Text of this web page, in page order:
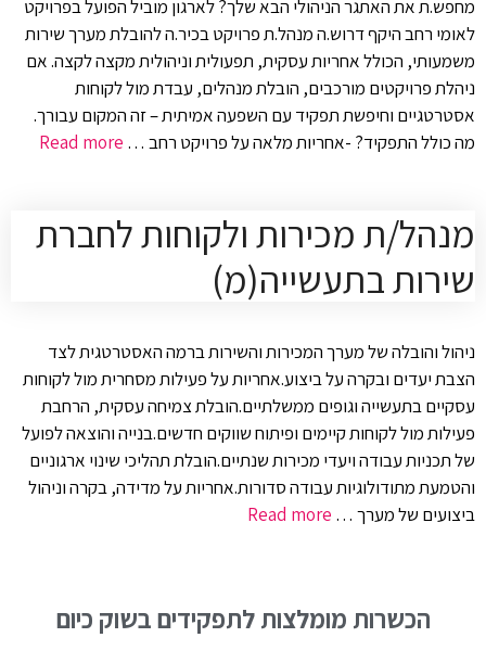
מחפש.ת את האתגר הניהולי הבא שלך? לארגון מוביל הפועל בפרויקט
לאומי רחב היקף דרוש.ה מנהל.ת פרויקט בכיר.ה להובלת מערך שירות
משמעותי, הכולל אחריות עסקית, תפעולית וניהולית מקצה לקצה. אם
ניהלת פרויקטים מורכבים, הובלת מנהלים, עבדת מול לקוחות
אסטרטגיים וחיפשת תפקיד עם השפעה אמיתית – זה המקום עבורך.
מה כולל התפקיד? -אחריות מלאה על פרויקט רחב … Read more
מנהל/ת מכירות ולקוחות לחברת
שירות בתעשייה(מ)
ניהול והובלה של מערך המכירות והשירות ברמה האסטרטגית לצד
הצבת יעדים ובקרה על ביצוע.אחריות על פעילות מסחרית מול לקוחות
עסקיים בתעשייה וגופים ממשלתיים.הובלת צמיחה עסקית, הרחבת
פעילות מול לקוחות קיימים ופיתוח שווקים חדשים.בנייה והוצאה לפועל
של תכניות עבודה ויעדי מכירות שנתיים.הובלת תהליכי שינוי ארגוניים
והטמעת מתודולוגיות עבודה סדורות.אחריות על מדידה, בקרה וניהול
ביצועים של מערך … Read more
הכשרות מומלצות לתפקידים בשוק כיום